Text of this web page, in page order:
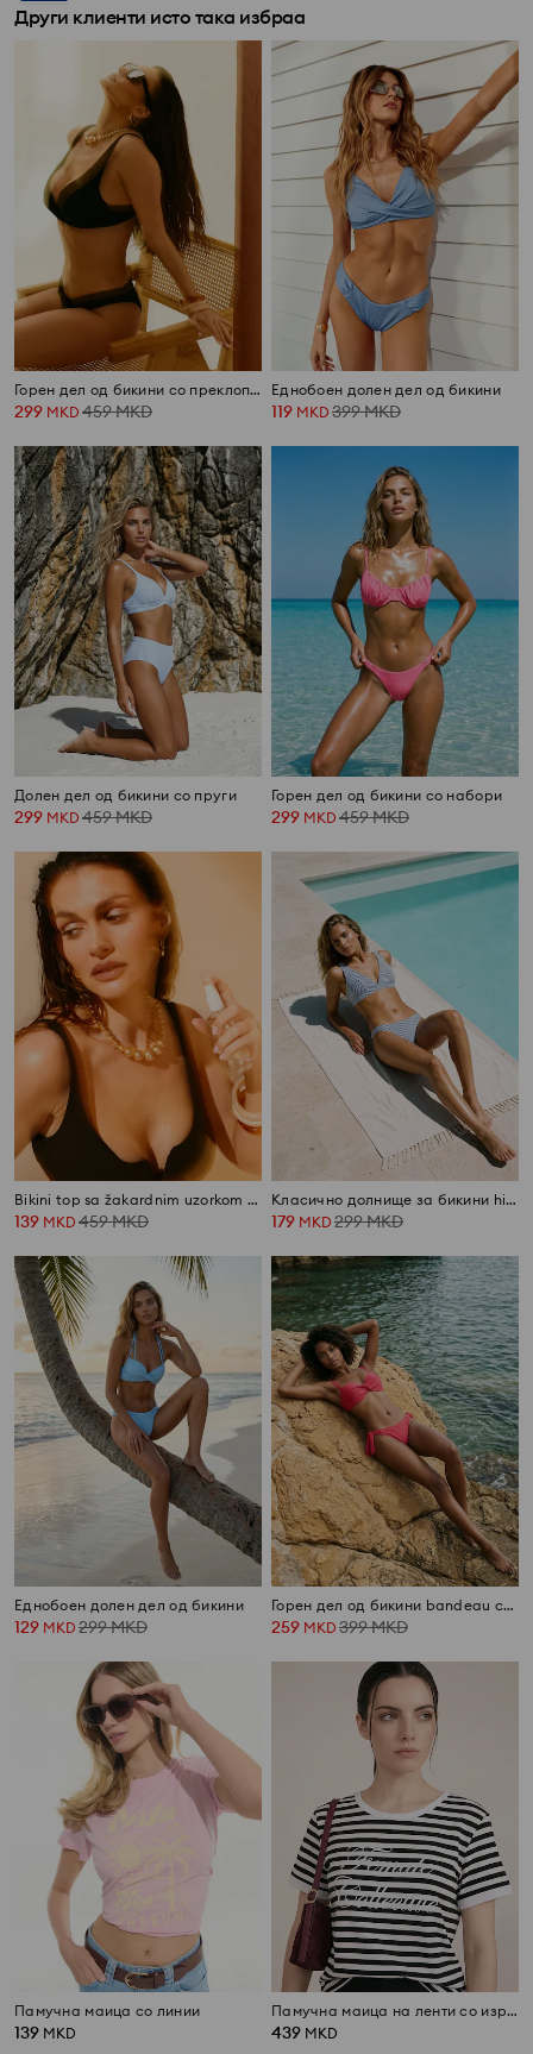
Други клиенти исто така избраа
Горен дел од бикини со преклопен V-изрез
299 MKD 459MKD
Еднобоен долен дел од бикини
119 MKD 399MKD
Долен дел од бикини со пруги
299 MKD 459MKD
Горен дел од бикини со набори
299 MKD 459MKD
Bikini top sa žakardnim uzorkom u zebrasti print
139 MKD 459MKD
Класично долнище за бикини high leg
179 MKD 299MKD
Еднобоен долен дел од бикини
129 MKD 299MKD
Горен дел од бикини bandeau со декоративни набори
259 MKD 399MKD
Памучна маица со линии
139 MKD
Памучна маица на ленти со изработен натпис
439 MKD